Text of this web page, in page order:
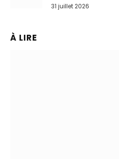
31 juillet 2026
À LIRE